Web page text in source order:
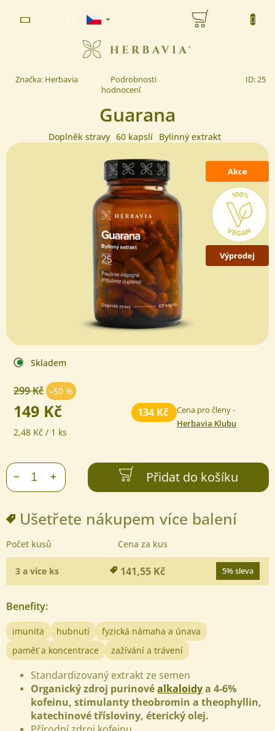
NÁKUPNÍ
ID:25
Průměrné
hodnocení
5,0
hvězdiček.
Podrobnosti
hodnocení
Značka: Herbavia
Guarana
Doplněk stravy 60 kapslí Bylinný extrakt
Akce
Výprodej
Skladem
299 Kč –50 %
134 Kč
Cena pro členy -
Herbavia Klubu
149 Kč
Měrná
2,48 Kč / 1 ks
+
− Přidat do košíku
Ušetřete nákupem více balení
Počet kusů Cena za kus
3 a více ks 141,55 Kč 5% sleva
Benefity:
imunita hubnutí
fyzická námaha a únava
paměť a koncentrace
zažívání a trávení
Standardizovaný extrakt ze semen
Organický zdroj purinovéalkaloidya 4-6%
kofeinu, stimulanty theobromin a theophyllin,
katechinové třísloviny, éterický olej.
www.herbavia.cz - Chat